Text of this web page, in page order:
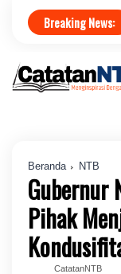
Breaking News:
Integritas hingga
Beranda NTB
Gubernur
Pihak
CatatanNTB